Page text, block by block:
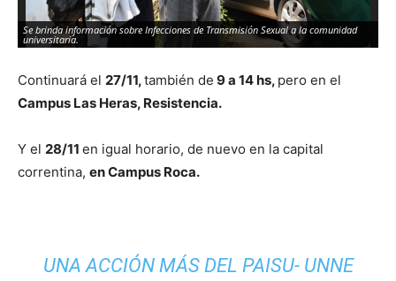
Se brinda información sobre Infecciones de Transmisión Sexual a la comunidad
universitaria.
Continuará el 27/11,también de 9 a 14 hs, pero en el
Campus Las Heras, Resistencia.
Y el 28/11 en igual horario, de nuevo en la capital
correntina, en Campus Roca.
UNA ACCIÓN MÁS DEL PAISU- UNNE